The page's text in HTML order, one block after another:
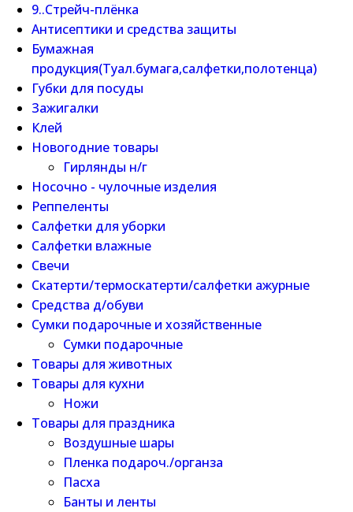
9..Стрейч-плёнка
Антисептики и средства защиты
Бумажная
продукция(Туал.бумага,салфетки,полотенца)
Губки для посуды
Зажигалки
Клей
Новогодние товары
Гирлянды н/г
Носочно - чулочные изделия
Реппеленты
Салфетки для уборки
Салфетки влажные
Свечи
Скатерти/термоскатерти/салфетки ажурные
Средства д/обуви
Сумки подарочные и хозяйственные
Сумки подарочные
Товары для животных
Товары для кухни
Ножи
Товары для праздника
Воздушные шары
Пленка подароч./органза
Пасха
Банты и ленты